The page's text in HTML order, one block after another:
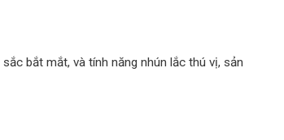
bắt mắt, và tính năng nhún lắc thú vị, sản